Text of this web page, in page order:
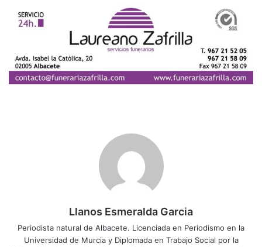
Llanos Esmeralda Garcia
Periodista natural de Albacete. Licenciada en Periodismo en la
Universidad de Murcia y Diplomada en Trabajo Social por la